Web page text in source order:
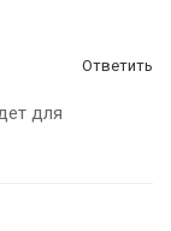
Ответить
для